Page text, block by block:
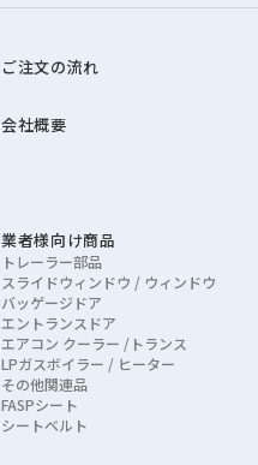
ご注文の流れ
会社概要
業者様向け商品
トレーラー部品
スライドウィンドウ / ウィンドウ
バッゲージドア
エントランスドア
エアコン クーラー /トランス
LPガスボイラー / ヒーター
その他関連品
FASPシート
シートベルト